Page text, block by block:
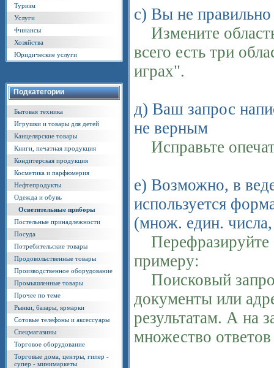
Туризм
Услуги
Финансы
Хозяйства
Юридические услуги
Подкатегории
Бытовая техника
Игрушки и товары для детей
Канцелярские товары
Книги, печатная продукция
Кондитерская продукция
Косметика и парфюмерия
Нефтепродукты
Одежда и обувь
Осветительные приборы
Постельные принадлежности
Посуда
Потребительские товары
Продовольственные товары
Производственное оборудование
Промышленные товары
Прочее по теме
Рынки, базары, ярмарки
Сотовые телефоны и аксессуары
Спецмагазины
Торговое оборудование
Торговые дома, центры, гипер -
супер - минимаркеты
с) Вы не
Измените
всего есть три
играх".
д) Ваш запрос
не верным
Исправьте
е) Возможно, в
используется
(множ. един.
Перефразируйте
примеру:
Поисковый
документы или
результатам. А на
множество